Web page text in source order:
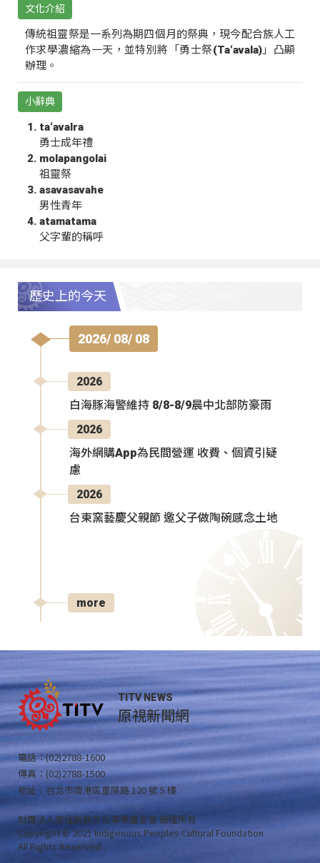
文化介紹
傳統祖靈祭是一系列為期四個月的祭典，現今配合族人工
作求學濃縮為一天，並特別將「勇士祭(Ta‘avala)」凸顯
辦理。
小辭典
ta‘avalra
勇士成年禮
molapangolai
祖靈祭
asavasavahe
男性青年
atamatama
父字輩的稱呼
歷史上的今天
2026/ 08/ 08
2026
白海豚海警維持 8/8-8/9晨中北部防豪雨
2026
海外網購App為民間營運 收費、個資引疑
慮
2026
台東窯藝慶父親節 邀父子做陶碗感念土地
more
TITV NEWS
原視新聞網
電話：(02)2788-1600
傳真：(02)2788-1500
地址：台北市南港區重陽路 120 號 5 樓
財團法人原住民族文化事業基金會 版權所有
Copyright © 2021 Indigenous Peoples Cultural Foundation
All Rights Reserved .